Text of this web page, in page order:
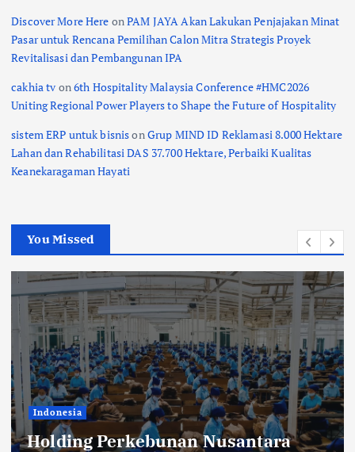
Discover More Here onPAM JAYA Akan Lakukan Penjajakan Minat
Pasar untuk Rencana Pemilihan Calon Mitra Strategis Proyek
Revitalisasi dan Pembangunan IPA
cakhia tv on6th Hospitality Malaysia Conference #HMC2026
Uniting Regional Power Players to Shape the Future of Hospitality
sistem ERP untuk bisnisonGrup MIND ID Reklamasi 8.000 Hektare
Lahan dan Rehabilitasi DAS 37.700 Hektare, Perbaiki Kualitas
Keanekaragaman Hayati
You Missed
Indonesia